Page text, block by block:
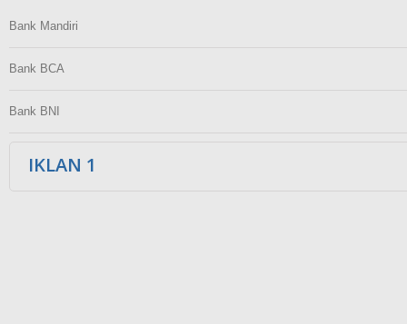
Bank Mandiri
Bank BCA
Bank BNI
IKLAN 1